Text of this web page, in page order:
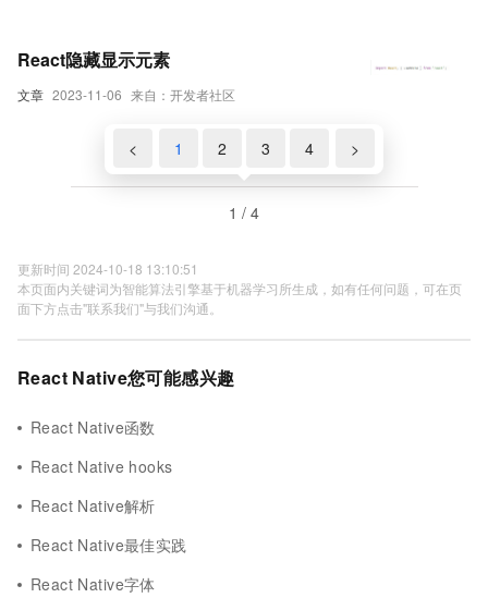
文章 2023-11-06 来自：开发者社区
React隐藏显示元素
< 1 2 3 4 >
1 / 4
更新时间 2024-10-18 13:10:51
本页面内关键词为智能算法引擎基于机器学习所生成，如有任何问题，可在页
面下方点击"联系我们"与我们沟通。
React Native您可能感兴趣
React Native函数
React Native hooks
React Native解析
React Native最佳实践
React Native字体